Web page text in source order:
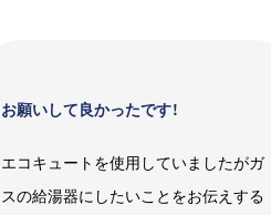
お願いして良かったです！
エコキュートを使用していましたがガ
スの給湯器にしたいことをお伝えする